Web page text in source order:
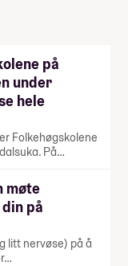
på
under
hele
Folkehøgskolene
På…
møte
på
litt nervøse) på å